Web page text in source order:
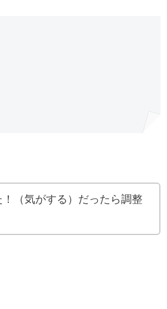
（気がする）だったら調整